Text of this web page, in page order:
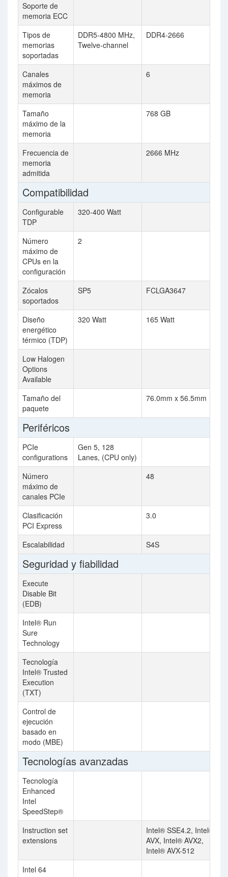
Soporte de
memoria ECC
Tipos de
memorias
soportadas
DDR5-4800 MHz,
Twelve-channel
DDR4-2666
Canales
máximos de
memoria
6
Tamaño
máximo de la
memoria
768 GB
Frecuencia de
memoria
admitida
2666 MHz
Compatibilidad
Configurable
TDP
320-400 Watt
Número
máximo de
CPUs en la
configuración
2
Zócalos
soportados
SP5 FCLGA3647
Diseño
energético
térmico (TDP)
320 Watt 165 Watt
Low Halogen
Options
Available
Tamaño del
paquete
76.0mm x 56.5mm
Periféricos
PCIe
configurations
Gen 5, 128
Lanes, (CPU only)
Número
máximo de
canales PCIe
48
Clasificación
PCI Express
3.0
Escalabilidad S4S
Seguridad y fiabilidad
Execute
Disable Bit
(EDB)
Intel® Run
Sure
Technology
Tecnología
Intel® Trusted
Execution
(TXT)
Control de
ejecución
basado en
modo (MBE)
Tecnologías avanzadas
Tecnología
Enhanced
Intel
SpeedStep®
Instruction set
extensions
Intel® SSE4.2, Intel®
AVX, Intel® AVX2,
Intel® AVX-512
Intel 64